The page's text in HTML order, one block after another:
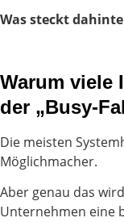
Was steckt
Warum viele
der „Busy-
Die meisten
Möglichmacher.
Aber genau das
Unternehmen eine